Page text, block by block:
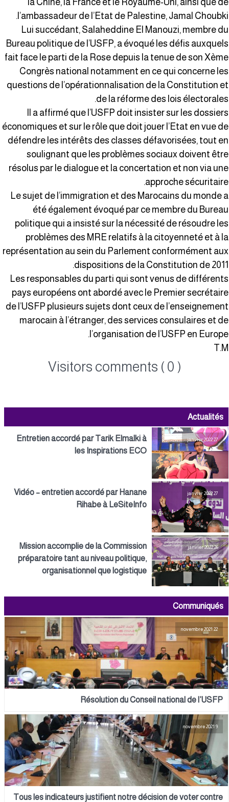
la Chine, la France et le Royaume-Uni, ainsi que
l’ambassadeur de l’Etat de Palestine, Jamal
Lui succédant, Salaheddine El Manouzi, membre
Bureau politique de l’USFP, a évoqué les défis
fait face le parti de la Rose depuis la tenue de son
Congrès national notamment en ce qui concerne
questions de l’opérationnalisation de la Constitution
de la réforme des lois
Il a affirmé que l’USFP doit insister sur les
économiques et sur le rôle que doit jouer l’Etat en vue
défendre les intérêts des classes défavorisées, tout
soulignant que les problèmes sociaux doivent
résolus par le dialogue et la concertation et non via
approche
Le sujet de l’immigration et des Marocains du monde
été également évoqué par ce membre du
politique qui a insisté sur la nécessité de résoudre
problèmes des MRE relatifs à la citoyenneté et à
représentation au sein du Parlement conformément
dispositions de la Constitution de
Les responsables du parti qui sont venus de
pays européens ont abordé avec le Premier
de l’USFP plusieurs sujets dont ceux de
marocain à l’étranger, des services consulaires et
l’organisation de l’USFP en
Visitors comments ( 0 )
Actualités
27 janvier 2022
Entretien accordé par Tarik Elmalki à
les Inspirations ECO
27 janvier 2022
Vidéo – entretien accordé par Hanane
Rihabe à LeSiteInfo
26 janvier 2022
Mission accomplie de la Commission
préparatoire tant au niveau politique,
organisationnel que logistique
Communiqués
22 novembre 2021
Résolution du Conseil national de l’USFP
Tous les indicateurs justifient notre décision de voter contre